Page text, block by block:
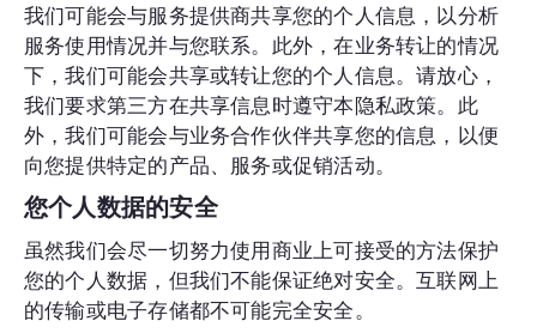
我们可能会与服务提供商共享您的个人信息，以分析
服务使用情况并与您联系。此外，在业务转让的情况
下，我们可能会共享或转让您的个人信息。请放心，
我们要求第三方在共享信息时遵守本隐私政策。此
外，我们可能会与业务合作伙伴共享您的信息，以便
向您提供特定的产品、服务或促销活动。
您个人数据的安全
虽然我们会尽一切努力使用商业上可接受的方法保护
您的个人数据，但我们不能保证绝对安全。互联网上
的传输或电子存储都不可能完全安全。